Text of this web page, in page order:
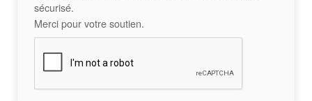
sécurisé.
Merci pour votre soutien.